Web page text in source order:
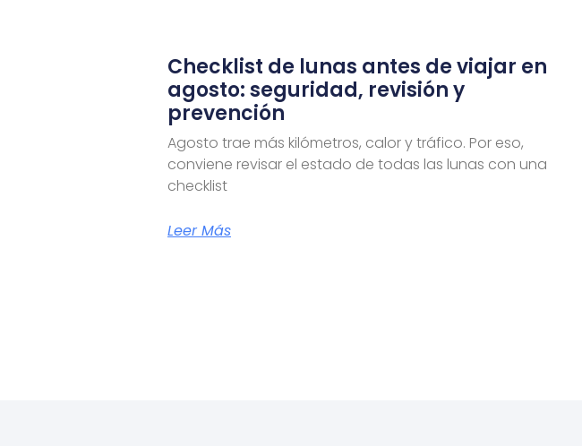
Checklist de lunas antes de viajar en
agosto: seguridad, revisión y
prevención
Agosto trae más kilómetros, calor y tráfico. Por eso,
conviene revisar el estado de todas las lunas con una
checklist
Leer Más